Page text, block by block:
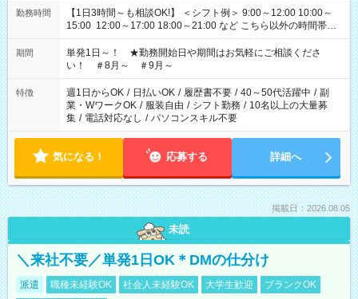
勤務時間
【1日3時間～も相談OK!】 ＜シフト例＞ 9:00～12:00 10:00～
15:00 12:00～17:00 18:00～21:00 など こちら以外の時間帯も
お気軽にご相談ください！
期間
単発1日～！ ★勤務開始日や期間はお気軽にご相談くださ
い！ ＃8月～ ＃9月～
特徴 週1日からOK / 日払いOK / 履歴書不要 / 40～50代活躍中 / 副
業・WワークOK / 服装自由 / シフト勤務 / 10名以上の大量募
集 / 電話対応なし / パソコンスキル不要
気になる！ 応募する 詳細へ
掲載日：2026.08.05
未読
＼来社不要／単発1日OK＊DMの仕分け
派遣 職種未経験OK 社会人未経験OK 大学生歓迎
ブランクOK